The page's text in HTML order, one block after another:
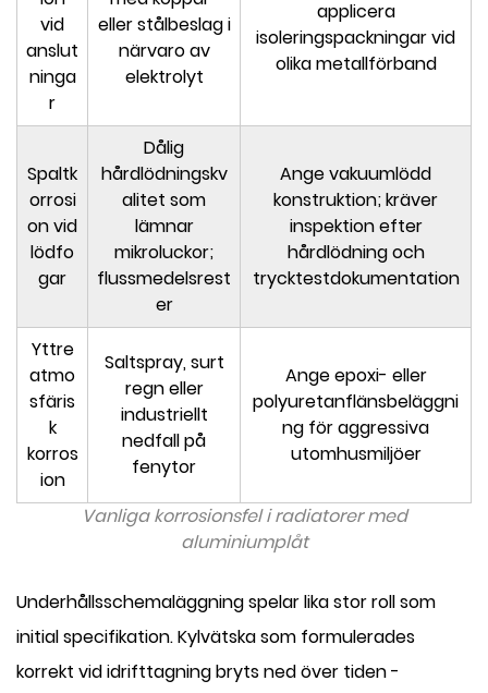
Vanliga korrosionsfel i radiatorer med
aluminiumplåt
vid
anslut
ninga
r
eller stålbeslag i
närvaro av
elektrolyt
applicera
isoleringspackningar vid
olika metallförband
Spaltk
orrosi
on vid
lödfo
gar
Dålig
hårdlödningskv
alitet som
lämnar
mikroluckor;
flussmedelsrest
er
Ange vakuumlödd
konstruktion; kräver
inspektion efter
hårdlödning och
trycktestdokumentation
Yttre
atmo
sfäris
k
korros
ion
Saltspray, surt
regn eller
industriellt
nedfall på
fenytor
Ange epoxi- eller
polyuretanflänsbeläggni
ng för aggressiva
utomhusmiljöer
Underhållsschemaläggning spelar lika stor roll som
initial specifikation. Kylvätska som formulerades
korrekt vid idrifttagning bryts ned över tiden -